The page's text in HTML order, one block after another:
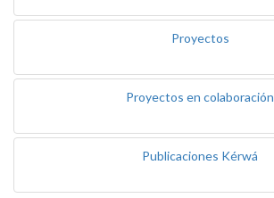
Proyectos
Proyectos en colaboración
Publicaciones Kérwá